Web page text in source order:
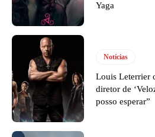
Yaga
Notícias
Louis Leterrier
diretor de
posso esperar”